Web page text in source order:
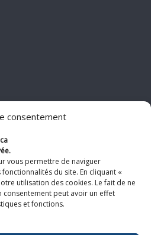
consentement
vous permettre de naviguer
du site. En cliquant «
utilisation des cookies. Le fait de ne
peut avoir un effet
et fonctions.
nous